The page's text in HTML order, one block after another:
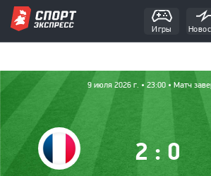
Игры
9 июля 2026 г. • 23:00 • Матч
2 : 0